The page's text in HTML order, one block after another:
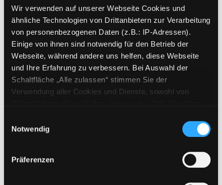
Wir verwenden auf unserer Webseite Cookies und
ähnliche Technologien von Drittanbietern zur Verarbeitung
von personenbezogenen Daten (z.B.: IP-Adressen).
Einige von ihnen sind notwendig für den Betrieb der
Webseite, während andere uns helfen, diese Webseite
und Ihre Erfahrung zu verbessern. Bei Auswahl der
Schaltfläche „Alle zulassen“ stimmen Sie der
Verwendung aller Cookies und Dienste, sowohl von
Cookies von Drittanbietern, eine Verarbeitung in
unsicheren Drittländern (Länder außerhalb des EWR
ohne adäquates Datenschutzniveau) stattfinden kann. In
diesem Zusammenhang können aktuell Risiken für
Notwendig
Präferenzen
Weitere Suchkriterien
Erwerbungen der letzten Tage
Jahr von
Medien anzeigen, die nach dem Jahr veröffentlicht
Jahr bis
Medien anzeigen, die vor dem
E-Medien
Mediengruppe